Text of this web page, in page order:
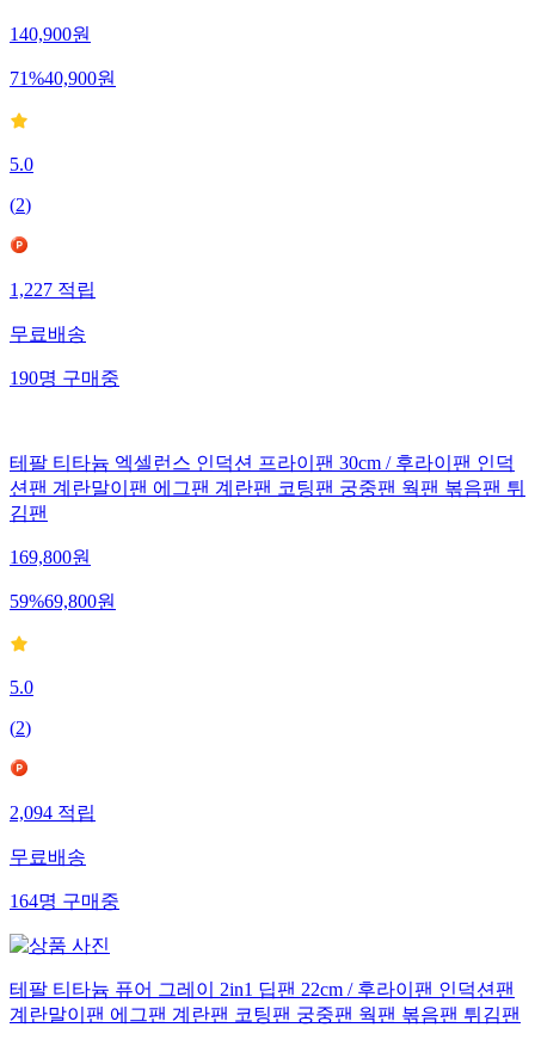
140,900원
71%40,900원
5.0
(2)
1,227적립
무료배송
190명구매중
테팔 티타늄 엑셀런스 인덕션 프라이팬 30cm / 후라이팬 인덕
션팬 계란말이팬 에그팬 계란팬 코팅팬 궁중팬 웍팬 볶음팬 튀
김팬
169,800원
59%69,800원
5.0
(2)
2,094적립
무료배송
164명구매중
테팔 티타늄 퓨어 그레이 2in1 딥팬 22cm / 후라이팬 인덕션팬
계란말이팬 에그팬 계란팬 코팅팬 궁중팬 웍팬 볶음팬 튀김팬